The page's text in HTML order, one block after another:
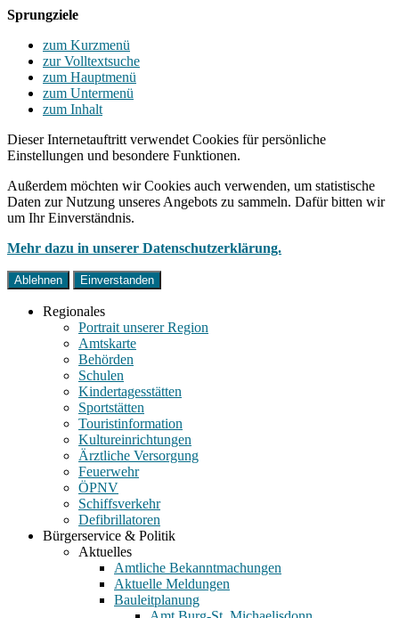
Sprungziele
zum Kurzmenü
zur Volltextsuche
zum Hauptmenü
zum Untermenü
zum Inhalt
Dieser Internetauftritt verwendet Cookies für persönliche
Einstellungen und besondere Funktionen.
Außerdem möchten wir Cookies auch verwenden, um statistische
Daten zur Nutzung unseres Angebots zu sammeln. Dafür bitten wir
um Ihr Einverständnis.
Mehr dazu in unserer Datenschutzerklärung.
Ablehnen Einverstanden
Regionales
Portrait unserer Region
Amtskarte
Behörden
Schulen
Kindertagesstätten
Sportstätten
Touristinformation
Kultureinrichtungen
Ärztliche Versorgung
Feuerwehr
ÖPNV
Schiffsverkehr
Defibrillatoren
Bürgerservice & Politik
Aktuelles
Amtliche Bekanntmachungen
Aktuelle Meldungen
Bauleitplanung